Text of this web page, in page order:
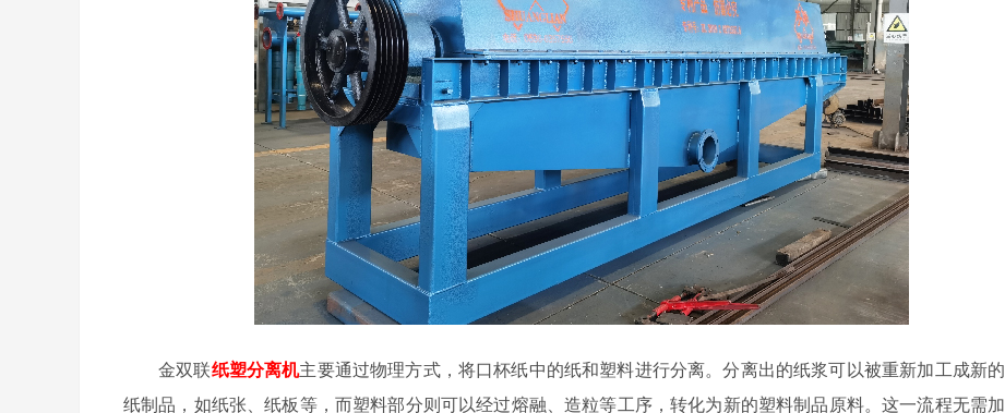
金双联纸塑分离机主要通过物理方式，将口杯纸中的纸和塑料进行分离。分离出的纸浆可以被重新加工成新的
纸制品，如纸张、纸板等，而塑料部分则可以经过熔融、造粒等工序，转化为新的塑料制品原料。这一流程无需加